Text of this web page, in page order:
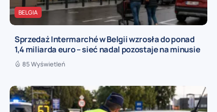
BELGIA
Sprzedaż Intermarché w Belgii wzrosła do ponad
1,4 miliarda euro – sieć nadal pozostaje na minusie
85 Wyświetleń